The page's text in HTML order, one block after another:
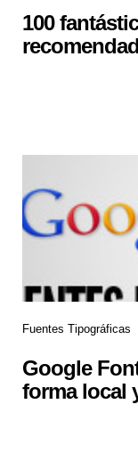
100
Fuentes Tipográficas
Google
forma local